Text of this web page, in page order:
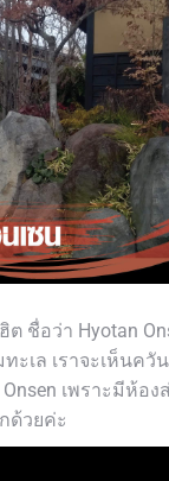
ชื่อว่า Hyotan
ะเล เราจะเห็น
Onsen เพราะมีห้
ด้วยค่ะ